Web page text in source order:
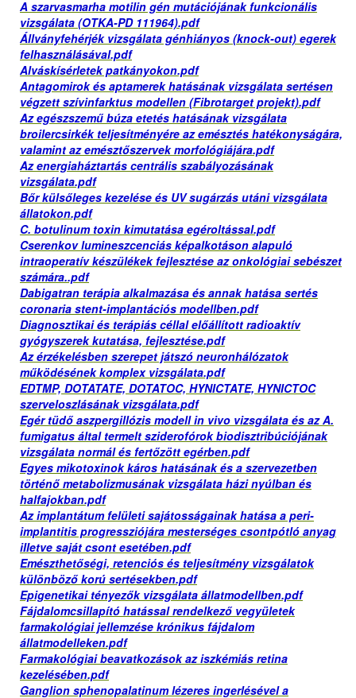
A szarvasmarha motilin gén mutációjának funkcionális
vizsgálata (OTKA-PD 111964).pdf
Állványfehérjék vizsgálata génhiányos (knock-out) egerek
felhasználásával.pdf
Alváskísérletek patkányokon.pdf
Antagomirok és aptamerek hatásának vizsgálata sertésen
végzett szívinfarktus modellen (Fibrotarget projekt).pdf
Az egészszemű búza etetés hatásának vizsgálata
broilercsirkék teljesítményére az emésztés hatékonyságára,
valamint az emésztőszervek morfológiájára.pdf
Az energiaháztartás centrális szabályozásának
vizsgálata.pdf
Bőr külsőleges kezelése és UV sugárzás utáni vizsgálata
állatokon.pdf
C. botulinum toxin kimutatása egéroltással.pdf
Cserenkov lumineszcenciás képalkotáson alapuló
intraoperatív készülékek fejlesztése az onkológiai sebészet
számára..pdf
Dabigatran terápia alkalmazása és annak hatása sertés
coronaria stent-implantációs modellben.pdf
Diagnosztikai és terápiás céllal előállított radioaktív
gyógyszerek kutatása, fejlesztése.pdf
Az érzékelésben szerepet játszó neuronhálózatok
működésének komplex vizsgálata.pdf
EDTMP, DOTATATE, DOTATOC, HYNICTATE, HYNICTOC
szerveloszlásának vizsgálata.pdf
Egér tüdő aszpergillózis modell in vivo vizsgálata és az A.
fumigatus által termelt sziderofórok biodisztribúciójának
vizsgálata normál és fertőzött egérben.pdf
Egyes mikotoxinok káros hatásának és a szervezetben
történő metabolizmusának vizsgálata házi nyúlban és
halfajokban.pdf
Az implantátum felületi sajátosságainak hatása a peri-
implantitis progressziójára mesterséges csontpótló anyag
iIIetve saját csont esetében.pdf
Emészthetőségi, retenciós és teljesítmény vizsgálatok
különböző korú sertésekben.pdf
Epigenetikai tényezők vizsgálata állatmodellben.pdf
Fájdalomcsillapító hatással rendelkező vegyületek
farmakológiai jellemzése krónikus fájdalom
állatmodelleken.pdf
Farmakológiai beavatkozások az iszkémiás retina
kezelésében.pdf
Ganglion sphenopalatinum lézeres ingerlésével a